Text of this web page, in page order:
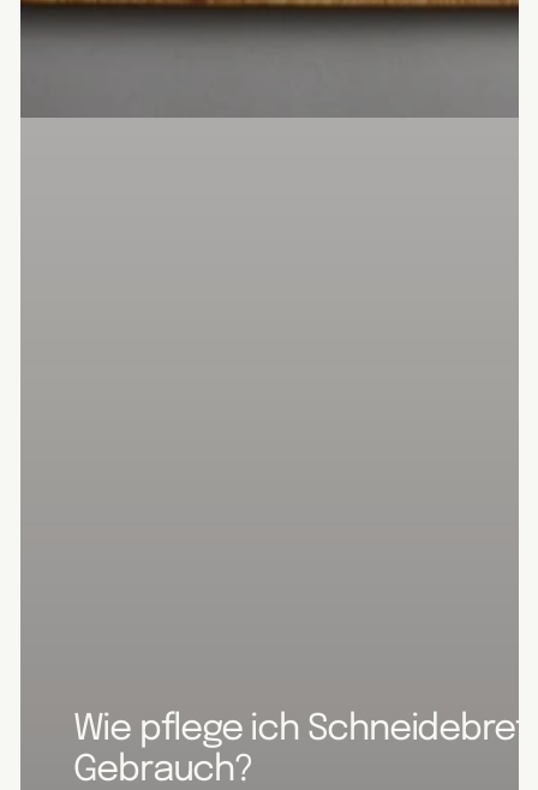
Wie pflege ich
Gebrauch?